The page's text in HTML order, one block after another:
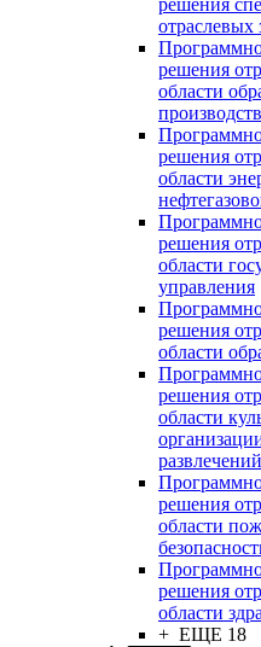
решения
отраслевых
решения
области
решения
области
решения
области
управления
решения
области
решения
области
развлечений
решения
области
решения
области
+ ЕЩЕ 18